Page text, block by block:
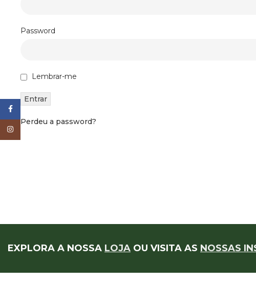
Password
Lembrar-me
Perdeu a password?
EXPLORA A NOSSA LOJA OU VISITA AS NOSSAS